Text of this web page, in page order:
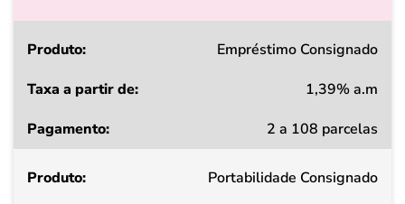
Produto
a
de
Empréstimo Consignado
1,39% a.m
2 a 108 parcelas
Portabilidade Consignado